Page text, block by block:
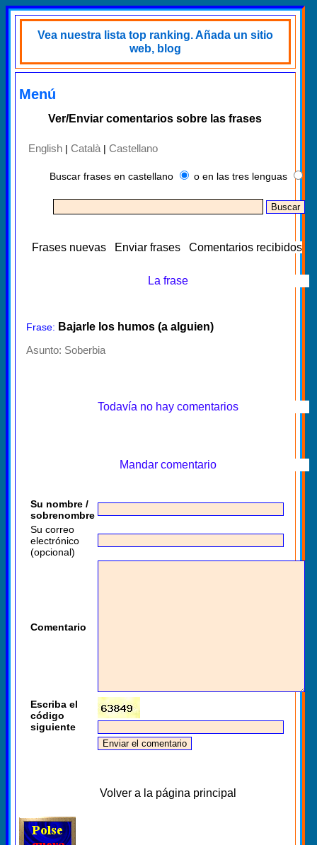
Vea nuestra lista top ranking. Añada un sitio
web, blog
Menú
Ver/Enviar comentarios sobre las frases
English | Català | Castellano
Buscar frases en castellano o en las tres lenguas
Frases nuevas Enviar frases Comentarios recibidos
La frase
Frase: Bajarle los humos (a alguien)
Asunto: Soberbia
Todavía no hay comentarios
Mandar comentario
Su nombre /
sobrenombre
Su correo
electrónico
(opcional)
Comentario
Escriba el
código
siguiente
Volver a la página principal